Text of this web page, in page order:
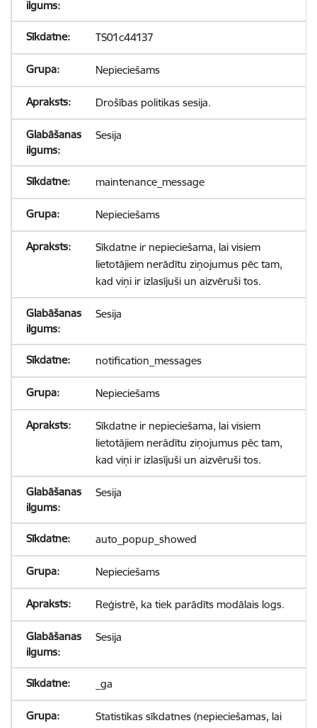
TS01c44137
Nepieciešams
Drošības politikas sesija.
Sesija
maintenance_message
Nepieciešams
Sīkdatne ir nepieciešama, lai visiem
lietotājiem nerādītu ziņojumus pēc tam,
kad viņi ir izlasījuši un aizvēruši tos.
Sesija
notification_messages
Nepieciešams
Sīkdatne ir nepieciešama, lai visiem
lietotājiem nerādītu ziņojumus pēc tam,
kad viņi ir izlasījuši un aizvēruši tos.
Sesija
auto_popup_showed
Nepieciešams
Reģistrē, ka tiek parādīts modālais logs.
Sesija
_ga
Statistikas sīkdatnes (nepieciešamas, lai